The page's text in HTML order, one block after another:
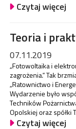
Czytaj więcej
Teoria i
07.11.2019
„Fotowoltaika i
zagrożenia.” Tak
„Ratownictwo i
Wydarzenie było
Techników
Opolskiej oraz spółki
Czytaj więcej